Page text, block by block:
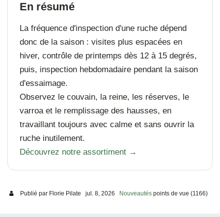
En résumé
La fréquence d'inspection d'une ruche dépend
donc de la saison : visites plus espacées en
hiver, contrôle de printemps dès 12 à 15 degrés,
puis, inspection hebdomadaire pendant la saison
d'essaimage.
Observez le couvain, la reine, les réserves, le
varroa et le remplissage des hausses, en
travaillant toujours avec calme et sans ouvrir la
ruche inutilement.
Découvrez notre assortiment →
Publié par Florie Pilate jul. 8, 2026 Nouveautés points de vue (1166)